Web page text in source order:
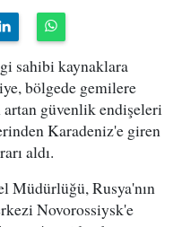
sahibi kaynaklara
bölgede gemilere
artan güvenlik endişeleri
Karadeniz'e giren
aldı.
Müdürlüğü, Rusya'nın
Novorossiysk'e